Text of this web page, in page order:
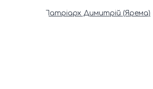
Патріарх Димитрій (Ярема)